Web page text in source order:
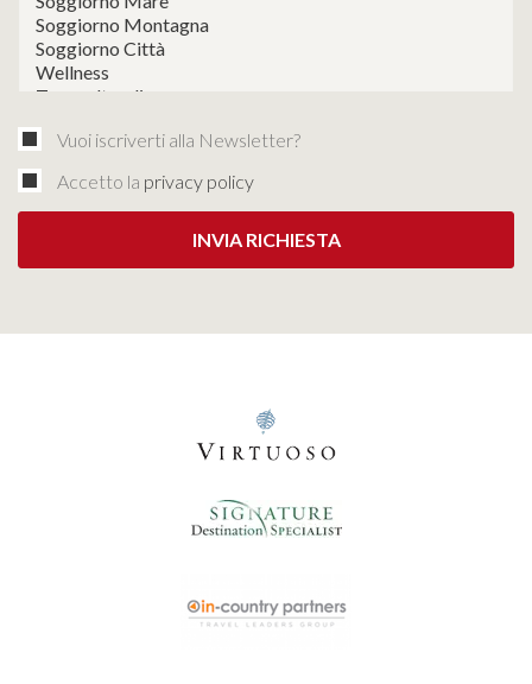
Vuoi iscriverti alla Newsletter?
Accetto la privacy policy
INVIA RICHIESTA